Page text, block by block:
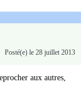
Posté(e) le 28 juillet 2013
aux autres,